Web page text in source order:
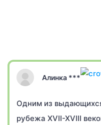
Алинка ***
Одним из
рубежа XVII-XVIII